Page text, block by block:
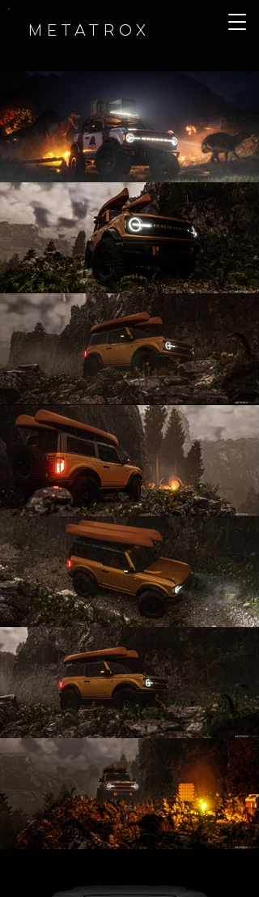
METATROX